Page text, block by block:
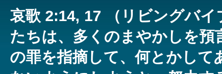
哀歌 2:14, 17 （リビングバ
たちは、多くのまやかしを預
の罪を指摘して、何とかして